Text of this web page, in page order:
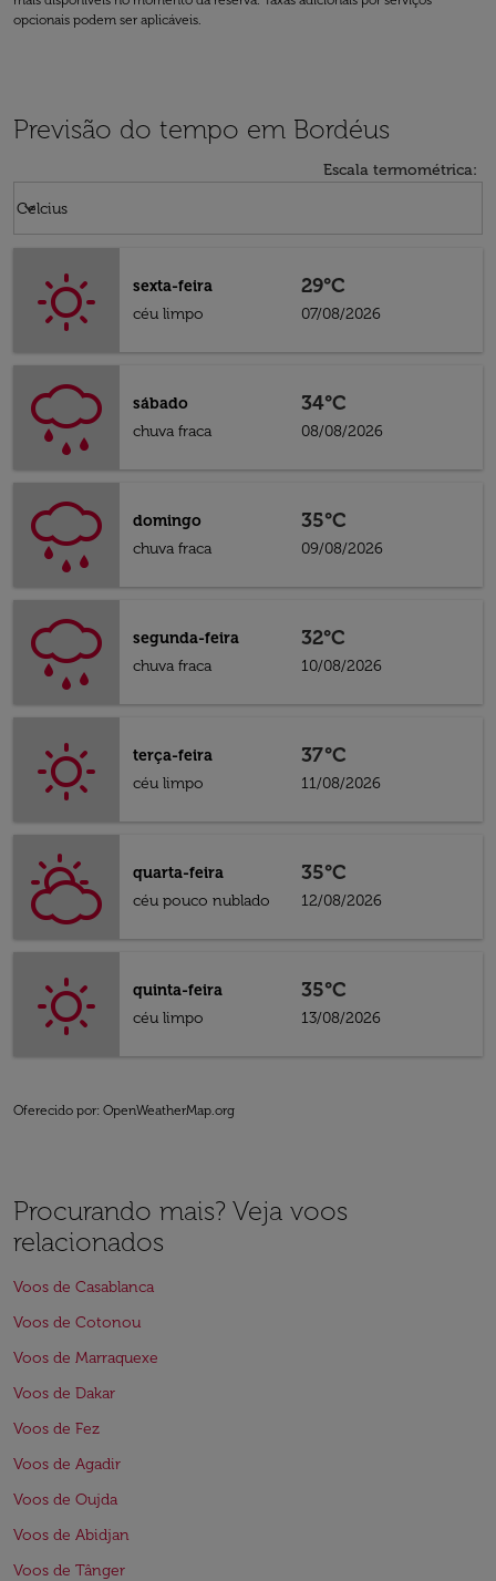
opcionais podem ser aplicáveis.
Previsão do tempo em Bordéus
Escala termométrica:
Celcius
keyboard_arrow_down
sexta-feira
céu limpo
29°C
07/08/2026
sábado
chuva fraca
34°C
08/08/2026
domingo
chuva fraca
35°C
09/08/2026
segunda-feira
chuva fraca
32°C
10/08/2026
terça-feira
céu limpo
37°C
11/08/2026
quarta-feira
céu pouco nublado
35°C
12/08/2026
quinta-feira
céu limpo
35°C
13/08/2026
Oferecido por: OpenWeatherMap.org
Procurando mais? Veja voos
relacionados
Voos de Casablanca
Voos de Cotonou
Voos de Marraquexe
Voos de Dakar
Voos de Fez
Voos de Agadir
Voos de Oujda
Voos de Abidjan
Voos de Tânger